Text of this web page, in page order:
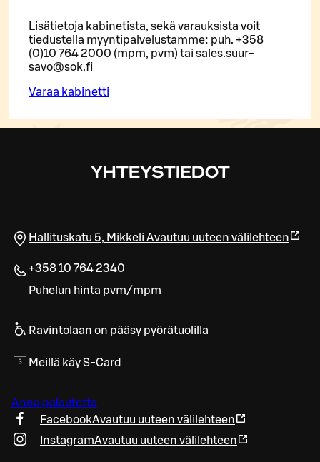
Lisätietoja kabinetista, sekä varauksista voit
tiedustella myyntipalvelustamme: puh. +358
(0)10 764 2000 (mpm, pvm) tai sales.suur-
savo@sok.fi
Varaa kabinetti
YHTEYSTIEDOT
Hallituskatu 5, Mikkeli Avautuu uuteen välilehteen
+358 10 764 2340
Puhelun hinta pvm/mpm
Ravintolaan on pääsy pyörätuolilla
Meillä käy S-Card
Anna palautetta
FacebookAvautuu uuteen välilehteen
InstagramAvautuu uuteen välilehteen